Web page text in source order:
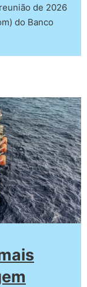
de 2026
do Banco